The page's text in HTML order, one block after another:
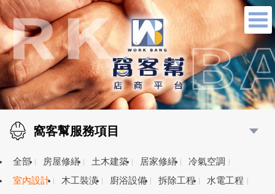
窩客幫服務項目
全部 房屋修繕 土木建築 居家修繕
冷氣空調
室內設計
木工裝潢 廚浴設備 拆除工程
水電工程